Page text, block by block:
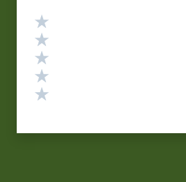
Valutazione